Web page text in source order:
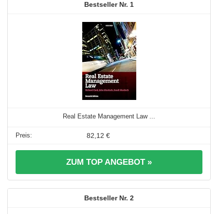
1
Real Estate Management Law ...
82,12 €
ZUM TOP ANGEBOT »
2